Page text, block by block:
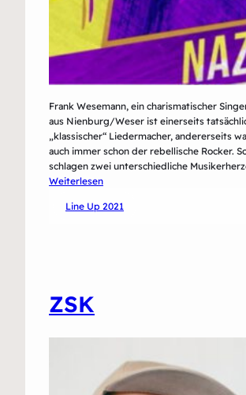
Frank Wesemann, ein charismatischer
aus Nienburg/Weser ist einerseits
„klassischer“ Liedermacher, andererseits
auch immer schon der rebellische Rocker.
schlagen zwei unterschiedliche
Weiterlesen:
Kraftstrom-
Line Up 2021
ZSK